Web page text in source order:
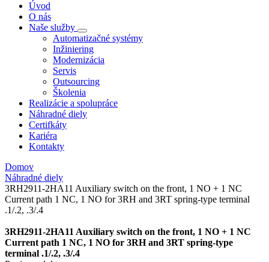
Úvod
O nás
Naše služby
Automatizačné systémy
Inžiniering
Modernizácia
Servis
Outsourcing
Školenia
Realizácie a spolupráce
Náhradné diely
Certifkáty
Kariéra
Kontakty
Domov
Náhradné diely
3RH2911-2HA11 Auxiliary switch on the front, 1 NO + 1 NC
Current path 1 NC, 1 NO for 3RH and 3RT spring-type terminal
.1/.2, .3/.4
3RH2911-2HA11 Auxiliary switch on the front, 1 NO + 1 NC
Current path 1 NC, 1 NO for 3RH and 3RT spring-type
terminal .1/.2, .3/.4